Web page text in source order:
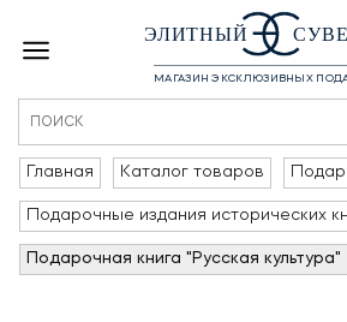
ЭЛИТНЫЙ
МАГАЗИН ЭКСКЛЮЗИВНЫХ
Главная Каталог товаров
Подарочные издания исторических
Подарочная книга "Русская культура"